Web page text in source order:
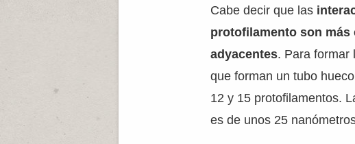
Cabe decir que las
protofilamento son
adyacentes. Para formar
que forman un tubo
12 y 15 protofilamentos.
es de unos 25